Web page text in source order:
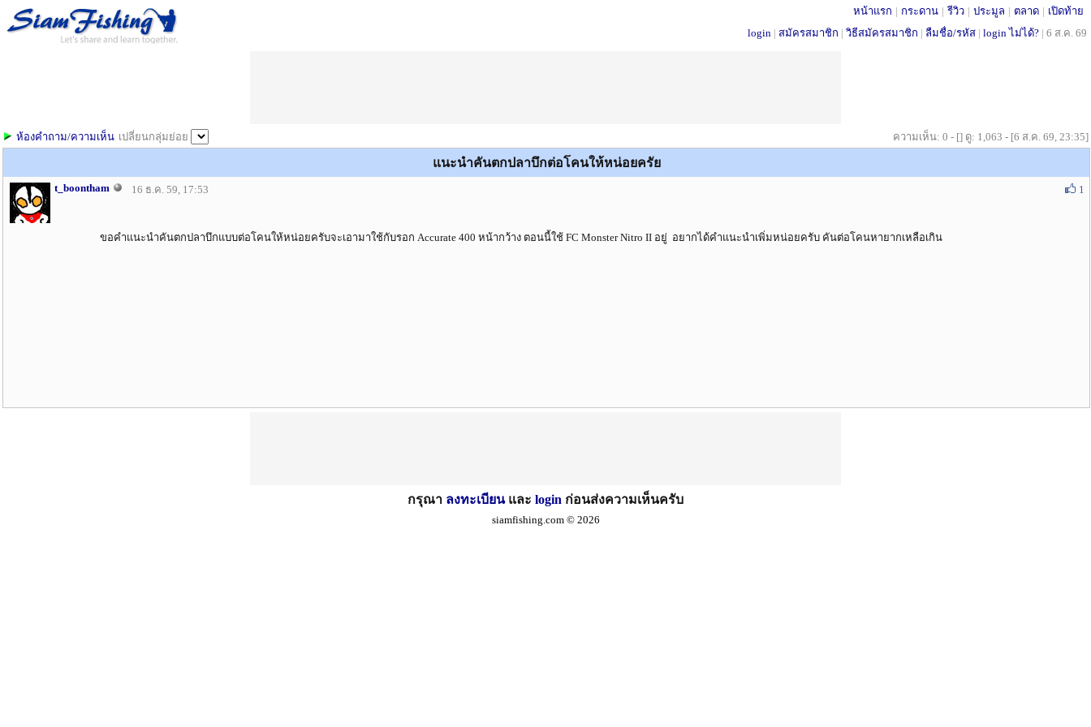
หน้าแรก | กระดาน | รีวิว | ประมูล | ตลาด | เปิดท้าย
login | สมัครสมาชิก | วิธีสมัครสมาชิก | ลืมชื่อ/รหัส | login ไม่ได้? | 6 ส.ค. 69
เปลี่ยนกลุ่มย่อย
ห้องคำถาม/ความเห็น ความเห็น: 0 - [] ดู: 1,063 - [6 ส.ค. 69, 23:35]
แนะนำคันตกปลาบึกต่อโคนให้หน่อยครัย
t_boontham 16 ธ.ค. 59, 17:53 1
ขอคำแนะนำคันตกปลาบึกแบบต่อโคนให้หน่อยครับจะเอามาใช้กับรอก Accurate 400 หน้ากว้าง ตอนนี้ใช้ FC Monster Nitro II อยู่ อยากได้คำแนะนำเพิ่มหน่อยครับ คันต่อโคนหายากเหลือเกิน
กรุณา ลงทะเบียนและ login ก่อนส่งความเห็นครับ
siamfishing.com © 2026